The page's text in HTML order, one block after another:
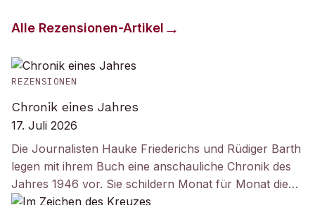
Alle Rezensionen-Artikel
REZENSIONEN
Chronik eines Jahres
17. Juli 2026
Die Journalisten Hauke Friederichs und Rüdiger Barth
legen mit ihrem Buch eine anschauliche Chronik des
Jahres 1946 vor. Sie schildern Monat für Monat die…